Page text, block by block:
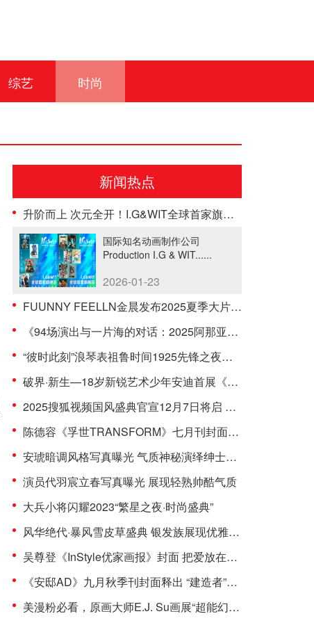
综艺 时尚
新闻热点
升阶而上 次元全开！I.G&WIT全球首家旗舰店新年焕新开业
国际知名动画制作公司
Production I.G & WIT......
2026-01-23
FUUNNY FEELLN金晨发布2025夏季大片「自由态度」
《94场演出与一片海的对话：2025阿那亚戏剧节五年艺术征程再出发》
“彼时此刻”浪琴表祖鲁时间1925先锋之夜暨沉浸式体验
破界·新生—18岁新锐艺术少年安迪首展《andy·wu 未定义》
2025搜狐视频国风盛典官宣12月7日将启 关注流直播汉服舞乐之美
陈德容《孚世TRANSFORM》七月刊封面曝光，双面造型演绎经典之美
安琥暗调风格写真曝光 气质神秘演绎绅士魅力
演员代羽宸立春写真曝光 展现轻熟帅酷气质
大兵小将闪耀2023“繁星之夜·时尚盛典”
风华绝代·暴风雪皮草盛典 银发族展现优雅的时尚风采
吴尊登《InStyle优家画报》封面 把爱放在身上 定格温暖时光
《安邸AD》九月秋季刊封面释出 “建造者”吴尊为家人打造爱的家园
美漫粉必看，原画大师E.J. Su画展“超能幻想”8月26日拉开帷幕